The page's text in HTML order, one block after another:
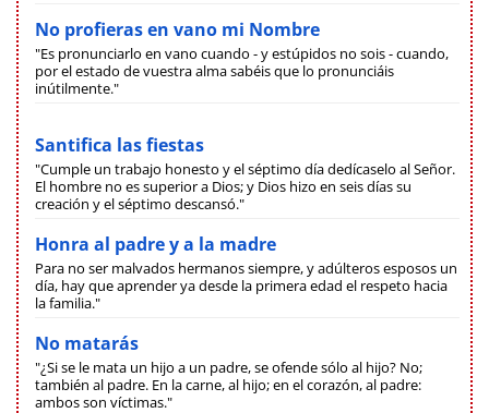
No profieras en vano mi Nombre
"Es pronunciarlo en vano cuando - y estúpidos no sois - cuando,
por el estado de vuestra alma sabéis que lo pronunciáis
inútilmente."
Santifica las fiestas
"Cumple un trabajo honesto y el séptimo día dedícaselo al Señor.
El hombre no es superior a Dios; y Dios hizo en seis días su
creación y el séptimo descansó."
Honra al padre y a la madre
Para no ser malvados hermanos siempre, y adúlteros esposos un
día, hay que aprender ya desde la primera edad el respeto hacia
la familia."
No matarás
"¿Si se le mata un hijo a un padre, se ofende sólo al hijo? No;
también al padre. En la carne, al hijo; en el corazón, al padre:
ambos son víctimas."